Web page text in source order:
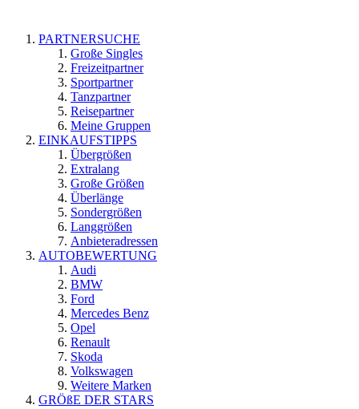
PARTNERSUCHE
Große Singles
Freizeitpartner
Sportpartner
Tanzpartner
Reisepartner
Meine Gruppen
EINKAUFSTIPPS
Übergrößen
Extralang
Große Größen
Überlänge
Sondergrößen
Langgrößen
Anbieteradressen
AUTOBEWERTUNG
Audi
BMW
Ford
Mercedes Benz
Opel
Renault
Skoda
Volkswagen
Weitere Marken
GRÖßE DER STARS